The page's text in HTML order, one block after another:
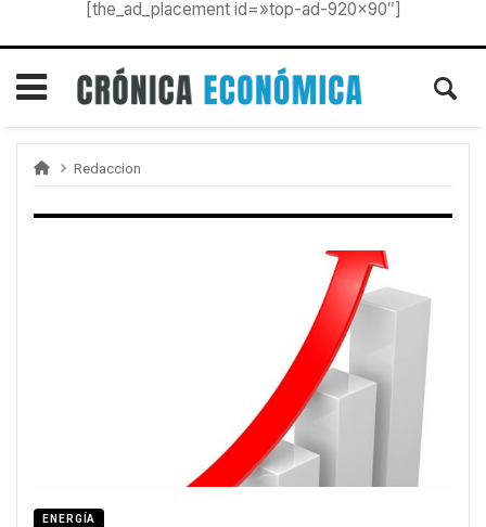
[the_ad_placement id=»top-ad-920×90″]
Redaccion
ENERGÍA